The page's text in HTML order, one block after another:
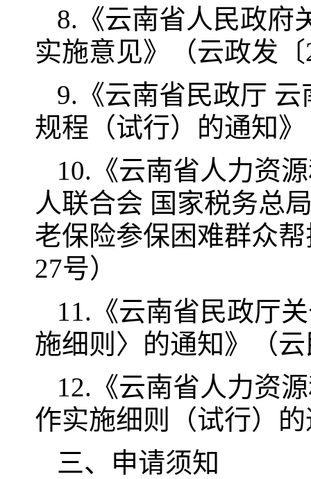
8.《云南省人民政府
实施意见》（云政发
9.《云南省民政厅
规程（试行）的通知
10.《云南省人力资
人联合会 国家税务总
老保险参保困难群众
27号）
11.《云南省民政厅
施细则〉的通知》（
12.《云南省人力资
作实施细则（试行）
三、申请须知